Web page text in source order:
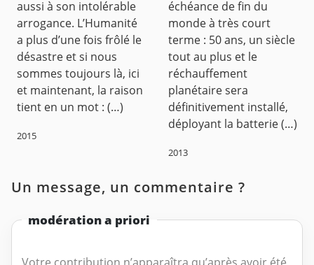
aussi à son intolérable
arrogance. L’Humanité
a plus d’une fois frôlé le
désastre et si nous
sommes toujours là, ici
et maintenant, la raison
tient en un mot : (…)
2015
échéance de fin du
monde à très court
terme : 50 ans, un siècle
tout au plus et le
réchauffement
planétaire sera
définitivement installé,
déployant la batterie (…)
2013
Un message, un commentaire ?
modération a priori